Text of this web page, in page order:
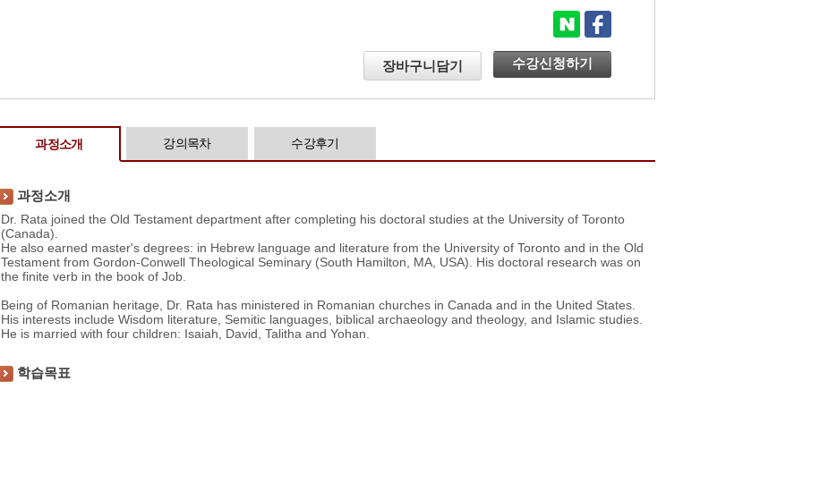
수강신청하기
장바구니담기
과정소개 강의목차 수강후기
과정소개
Dr. Rata joined the Old Testament department after completing his doctoral studies at the University of Toronto
(Canada).
He also earned master's degrees: in Hebrew language and literature from the University of Toronto and in the Old
Testament from Gordon-Conwell Theological Seminary (South Hamilton, MA, USA). His doctoral research was on
the finite verb in the book of Job.
Being of Romanian heritage, Dr. Rata has ministered in Romanian churches in Canada and in the United States.
His interests include Wisdom literature, Semitic languages, biblical archaeology and theology, and Islamic studies.
He is married with four children: Isaiah, David, Talitha and Yohan.
학습목표